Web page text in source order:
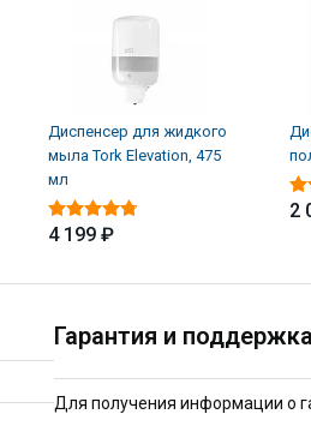
Диспенсер для жидкого
мыла Tork Elevation, 475
мл
4 199 ₽
2
Гарантия и поддержка
Для получения информации о